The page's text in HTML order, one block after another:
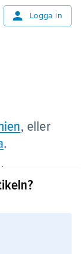
Logga in
, eller
.